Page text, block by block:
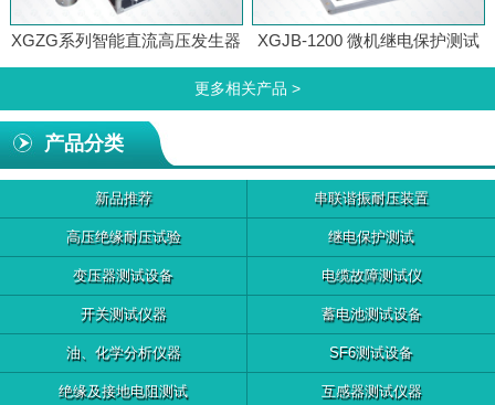
XGZG系列智能直流高压发生器
XGJB-1200 微机继电保护测试
仪
更多相关产品 >
产品分类
新品推荐 串联谐振耐压装置
高压绝缘耐压试验 继电保护测试
变压器测试设备 电缆故障测试仪
开关测试仪器 蓄电池测试设备
油、化学分析仪器 SF6测试设备
绝缘及接地电阻测试 互感器测试仪器